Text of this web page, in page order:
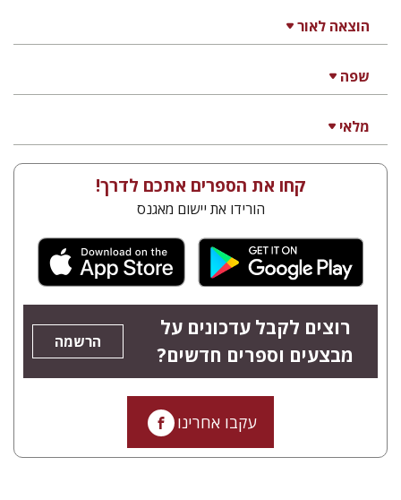
הוצאה לאור
שפה
מלאי
קחו את הספרים אתכם לדרך!
הורידו את יישום מאגנס
רוצים לקבל עדכונים על
מבצעים וספרים חדשים?
הרשמה
עקבו אחרינו